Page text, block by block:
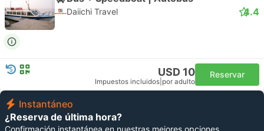
Daiichi Travel 4.4
USD 10
Impuestos incluidos por adulto
Reservar
Instantáneo
¿Reserva de última hora?
Confirmación instantánea en nuestras mejores opciones